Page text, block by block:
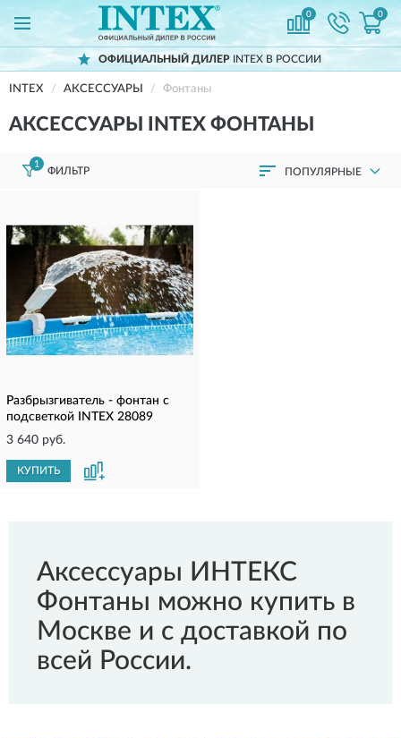
0 0
ОФИЦИАЛЬНЫЙ ДИЛЕР INTEX В РОССИИ
INTEX АКСЕССУАРЫ Фонтаны
АКСЕССУАРЫ INTEX ФОНТАНЫ
1
ФИЛЬТР ПОПУЛЯРНЫЕ
Разбрызгиватель - фонтан с
подсветкой INTEX 28089
3 640 руб.
КУПИТЬ
Аксессуары ИНТЕКС
Фонтаны можно купить в
Москве и с доставкой по
всей России.